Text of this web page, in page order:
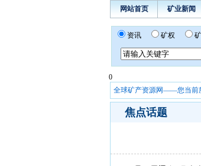
网站首页 矿业新闻
资讯 矿权
0
全球矿产资源网——您当前
焦点话题